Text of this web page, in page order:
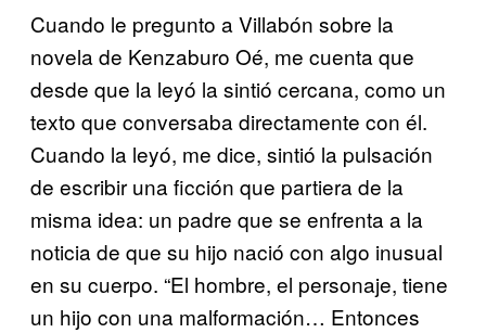
Cuando le pregunto a Villabón sobre la
novela de Kenzaburo Oé, me cuenta que
desde que la leyó la sintió cercana, como un
texto que conversaba directamente con él.
Cuando la leyó, me dice, sintió la pulsación
de escribir una ficción que partiera de la
misma idea: un padre que se enfrenta a la
noticia de que su hijo nació con algo inusual
en su cuerpo. “El hombre, el personaje, tiene
un hijo con una malformación… Entonces